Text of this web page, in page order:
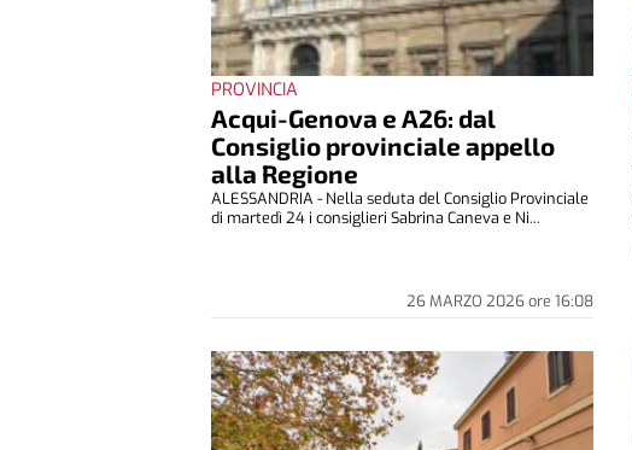
PROVINCIA
Acqui-Genova e A26: dal
Consiglio provinciale appello
alla Regione
26 MARZO 2026ore 16:08
ALESSANDRIA - Nella seduta del Consiglio Provinciale
di martedì 24 i consiglieri Sabrina Caneva e Ni...